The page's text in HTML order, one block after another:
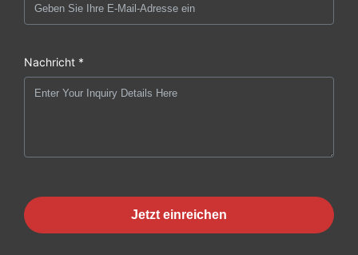
Nachricht *
Jetzt einreichen